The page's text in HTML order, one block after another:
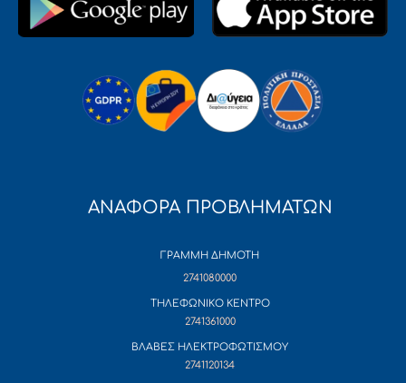
ΑΝΑΦΟΡΑ ΠΡΟΒΛΗΜΑΤΩΝ
ΓΡΑΜΜΗ ΔΗΜΟΤΗ
2741080000
ΤΗΛΕΦΩΝΙΚΟ ΚΕΝΤΡΟ
2741361000
ΒΛΑΒΕΣ ΗΛΕΚΤΡΟΦΩΤΙΣΜΟΥ
2741120134